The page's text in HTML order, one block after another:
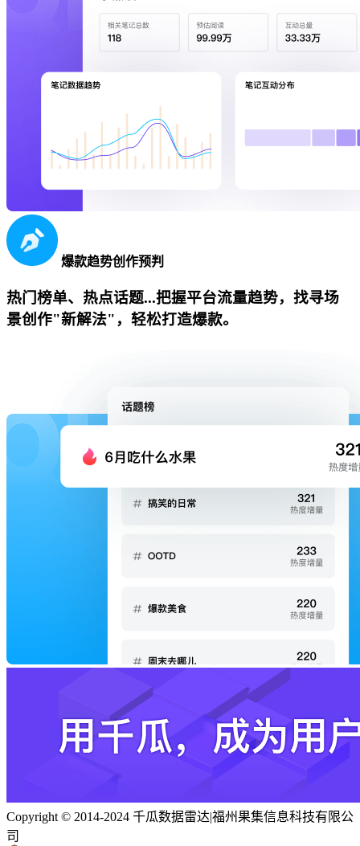
爆款趋势创作预判
热门榜单、热点话题...把握平台流量趋势，找寻场
景创作"新解法"，轻松打造爆款。
Copyright © 2014-2024 千瓜数据雷达|福州果集信息科技有限公
司